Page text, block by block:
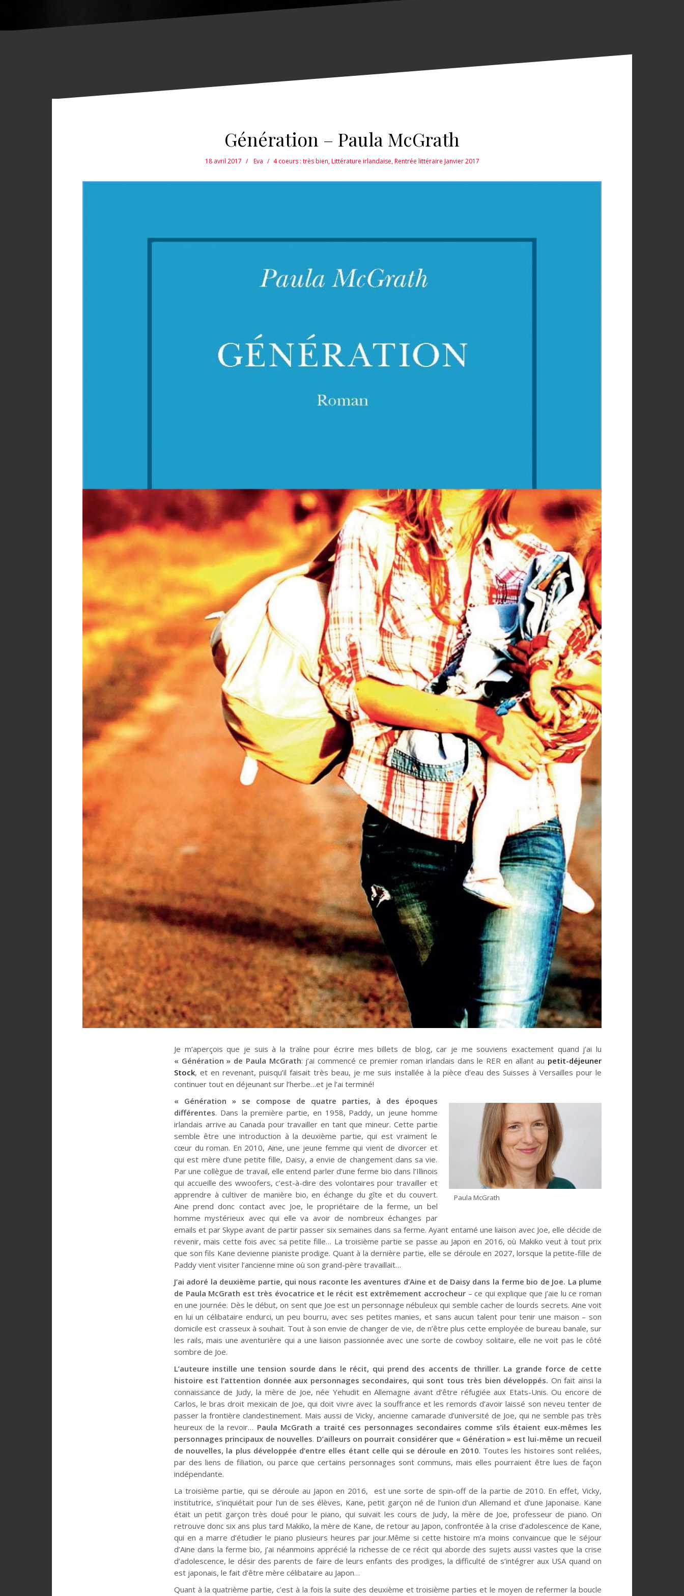
Génération – Paula McGrath
18 avril 2017 Eva 4 coeurs : très bien,Littérature irlandaise,Rentrée littéraire Janvier 2017
Je m’aperçois que je suis à la traîne pour écrire mes billets de blog, car je me souviens exactement quand j’ai lu
« Génération » de Paula McGrath: j’ai commencé ce premier roman irlandais dans le RER en allant au petit-déjeuner
Stock, et en revenant, puisqu’il faisait très beau, je me suis installée à la pièce d’eau des Suisses à Versailles pour le
continuer tout en déjeunant sur l’herbe…et je l’ai terminé!
Paula McGrath
« Génération » se compose de quatre parties, à des époques
différentes. Dans la première partie, en 1958, Paddy, un jeune homme
irlandais arrive au Canada pour travailler en tant que mineur. Cette partie
semble être une introduction à la deuxième partie, qui est vraiment le
cœur du roman. En 2010, Aine, une jeune femme qui vient de divorcer et
qui est mère d’une petite fille, Daisy, a envie de changement dans sa vie.
Par une collègue de travail, elle entend parler d’une ferme bio dans l’Illinois
qui accueille des wwoofers, c’est-à-dire des volontaires pour travailler et
apprendre à cultiver de manière bio, en échange du gîte et du couvert.
Aine prend donc contact avec Joe, le propriétaire de la ferme, un bel
homme mystérieux avec qui elle va avoir de nombreux échanges par
emails et par Skype avant de partir passer six semaines dans sa ferme. Ayant entamé une liaison avec Joe, elle décide de
revenir, mais cette fois avec sa petite fille… La troisième partie se passe au Japon en 2016, où Makiko veut à tout prix
que son fils Kane devienne pianiste prodige. Quant à la dernière partie, elle se déroule en 2027, lorsque la petite-fille de
Paddy vient visiter l’ancienne mine où son grand-père travaillait…
J’ai adoré la deuxième partie, qui nous raconte les aventures d’Aine et de Daisy dans la ferme bio de Joe. La plume
de Paula McGrath est très évocatrice et le récit est extrêmement accrocheur – ce qui explique que j’aie lu ce roman
en une journée. Dès le début, on sent que Joe est un personnage nébuleux qui semble cacher de lourds secrets. Aine voit
en lui un célibataire endurci, un peu bourru, avec ses petites manies, et sans aucun talent pour tenir une maison – son
domicile est crasseux à souhait. Tout à son envie de changer de vie, de n’être plus cette employée de bureau banale, sur
les rails, mais une aventurière qui a une liaison passionnée avec une sorte de cowboy solitaire, elle ne voit pas le côté
sombre de Joe.
L’auteure instille une tension sourde dans le récit, qui prend des accents de thriller. La grande force de cette
histoire est l’attention donnée aux personnages secondaires, qui sont tous très bien développés. On fait ainsi la
connaissance de Judy, la mère de Joe, née Yehudit en Allemagne avant d’être réfugiée aux Etats-Unis. Ou encore de
Carlos, le bras droit mexicain de Joe, qui doit vivre avec la souffrance et les remords d’avoir laissé son neveu tenter de
passer la frontière clandestinement. Mais aussi de Vicky, ancienne camarade d’université de Joe, qui ne semble pas très
heureux de la revoir… Paula McGrath a traité ces personnages secondaires comme s’ils étaient eux-mêmes les
personnages principaux de nouvelles. D’ailleurs on pourrait considérer que « Génération » est lui-même un recueil
de nouvelles, la plus développée d’entre elles étant celle qui se déroule en 2010. Toutes les histoires sont reliées,
par des liens de filiation, ou parce que certains personnages sont communs, mais elles pourraient être lues de façon
indépendante.
La troisième partie, qui se déroule au Japon en 2016, est une sorte de spin-off de la partie de 2010. En effet, Vicky,
institutrice, s’inquiétait pour l’un de ses élèves, Kane, petit garçon né de l’union d’un Allemand et d’une Japonaise. Kane
était un petit garçon très doué pour le piano, qui suivait les cours de Judy, la mère de Joe, professeur de piano. On
retrouve donc six ans plus tard Makiko, la mère de Kane, de retour au Japon, confrontée à la crise d’adolescence de Kane,
qui en a marre d’étudier le piano plusieurs heures par jour.Même si cette histoire m’a moins convaincue que le séjour
d’Aine dans la ferme bio, j’ai néanmoins apprécié la richesse de ce récit qui aborde des sujets aussi vastes que la crise
d’adolescence, le désir des parents de faire de leurs enfants des prodiges, la difficulté de s’intégrer aux USA quand on
est japonais, le fait d’être mère célibataire au Japon…
Quant à la quatrième partie, c’est à la fois la suite des deuxième et troisième parties et le moyen de refermer la boucle